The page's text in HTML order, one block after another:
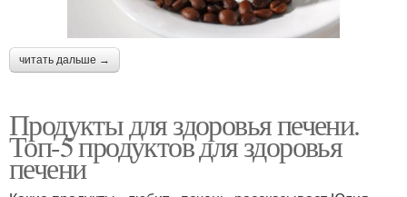
читать дальше →
Продукты для здоровья печени.
Топ-5 продуктов для здоровья
печени